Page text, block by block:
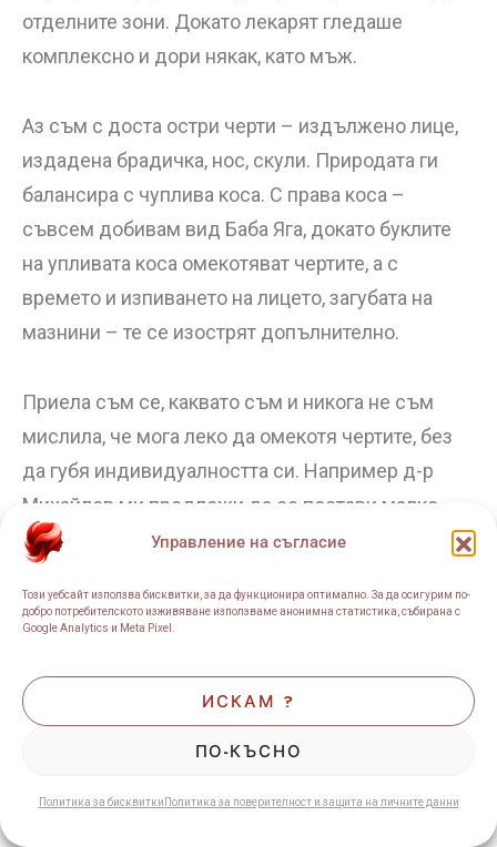
Управление на съгласие
Този уебсайт използва бисквитки, за да функционира оптимално. За да осигурим по-
добро потребителското изживяване използваме анонимна статистика, събирана с
Google Analytics и Meta Pixel.
ИСКАМ ?
ПО-КЪСНО
Политика за бисквитки Политика за поверителност и защита на личните данни
отделните зони. Докато лекарят гледаше
комплексно и дори някак, като мъж.
Аз съм с доста остри черти – издължено лице,
издадена брадичка, нос, скули. Природата ги
балансира с чуплива коса. С права коса –
съвсем добивам вид Баба Яга, докато буклите
на упливата коса омекотяват чертите, а с
времето и изпиването на лицето, загубата на
мазнини – те се изострят допълнително.
Приела съм се, каквато съм и никога не съм
мислила, че мога леко да омекотя чертите, без
да губя индивидуалността си. Например д-р
Михайлов ми предложи да се постави малко
филър във вдлъбнатото между брадичката и
действително омекотяв острите черти и
брадичката не изглежда толкова врязана /
издадена.
А когато на различни места се пипне по нещо
омекотяване на чертите. Тъй като имам скули,